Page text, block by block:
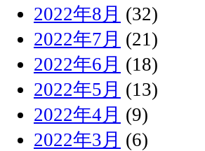
2022年8月 (32)
2022年7月 (21)
2022年6月 (18)
2022年5月 (13)
2022年4月 (9)
2022年3月 (6)